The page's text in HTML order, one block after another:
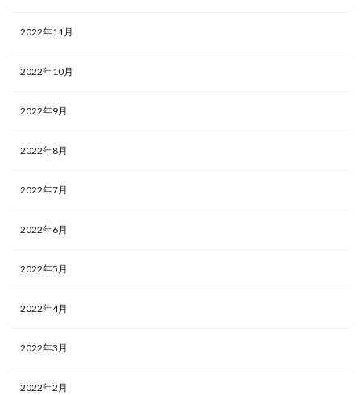
2022年11月
2022年10月
2022年9月
2022年8月
2022年7月
2022年6月
2022年5月
2022年4月
2022年3月
2022年2月